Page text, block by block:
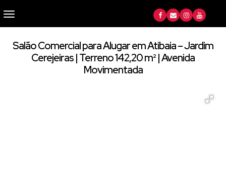
Salão Comercial para Alugar em Atibaia – Jardim
Cerejeiras | Terreno 142,20 m² | Avenida
Movimentada